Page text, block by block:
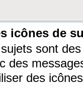
icônes de
sont
des
des